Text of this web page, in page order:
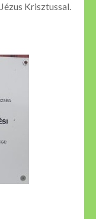
Krisztussal.